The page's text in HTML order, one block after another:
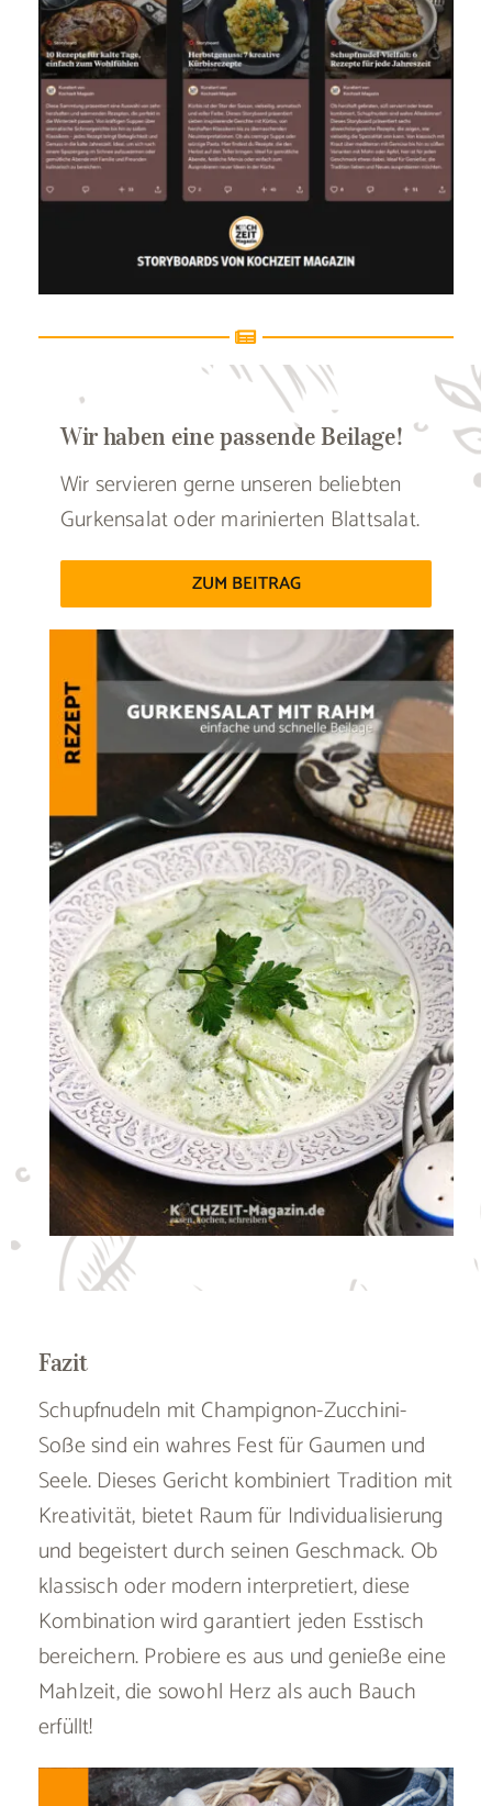
Wir haben eine passende Beilage!
Wir servieren gerne unseren beliebten
Gurkensalat oder marinierten Blattsalat.
ZUM BEITRAG
Fazit
Schupfnudeln mit Champignon-Zucchini-
Soße sind ein wahres Fest für Gaumen und
Seele. Dieses Gericht kombiniert Tradition mit
Kreativität, bietet Raum für Individualisierung
und begeistert durch seinen Geschmack. Ob
klassisch oder modern interpretiert, diese
Kombination wird garantiert jeden Esstisch
bereichern. Probiere es aus und genieße eine
Mahlzeit, die sowohl Herz als auch Bauch
erfüllt!